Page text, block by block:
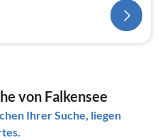
von Falkensee
Ihrer Suche, liegen